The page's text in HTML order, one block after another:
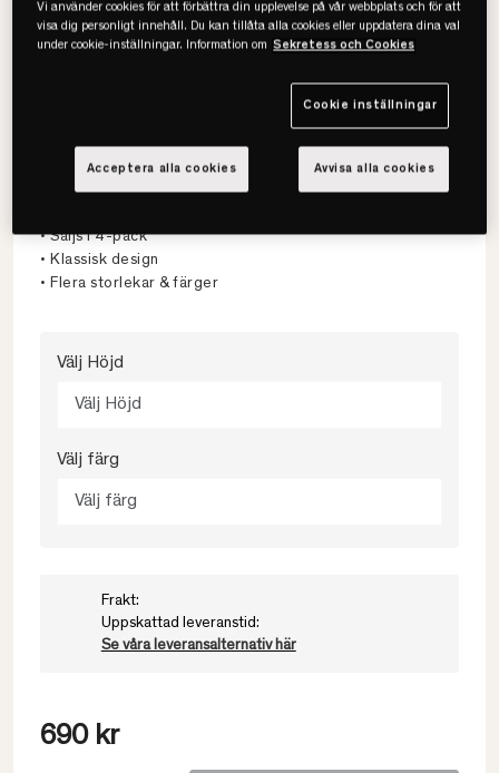
Viking
Axel Sängben 4-pack
• Säljs i 4-pack
• Klassisk design
• Flera storlekar & färger
Välj Höjd
Välj Höjd
Välj färg
Välj färg
Frakt:
Uppskattad leveranstid:
Se våra leveransalternativ här
690 kr
Vi använder cookies för att förbättra din upplevelse på vår webbplats och för att
visa dig personligt innehåll. Du kan tillåta alla cookies eller uppdatera dina val
under cookie-inställningar. Information om Sekretess och Cookies
Cookie inställningar
Avvisa alla cookies
Acceptera alla cookies